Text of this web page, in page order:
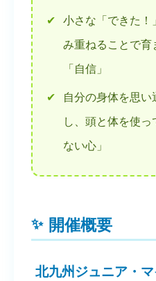
✔ 小さな「できた
み重ねることで
「自信」
✔
自分の身体を思
し、頭と体を使
ない心」
開催概要
北九州ジュニア・